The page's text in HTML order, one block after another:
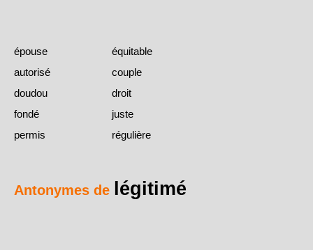
épouse
équitable
autorisé
couple
doudou
droit
fondé
juste
permis
régulière
Antonymes de légitimé